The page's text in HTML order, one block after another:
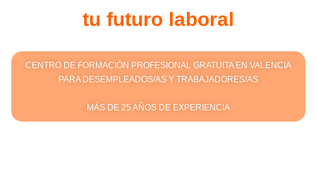
tu futuro laboral
CENTRO DE FORMACIÓN PROFESIONAL GRATUITA EN VALENCIA
PARA DESEMPLEADOS/AS Y TRABAJADORES/AS
MÁS DE 25 AÑOS DE EXPERIENCIA